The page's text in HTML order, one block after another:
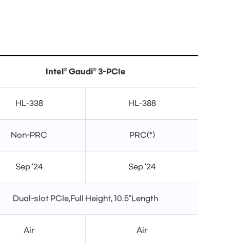
Intel® Gaudi® 3-PCIe
HL-338 HL-388
Non-PRC PRC(*)
Sep ‘24 Sep ‘24
Dual-slot PCIe,Full Height, 10.5"Length
Air Air